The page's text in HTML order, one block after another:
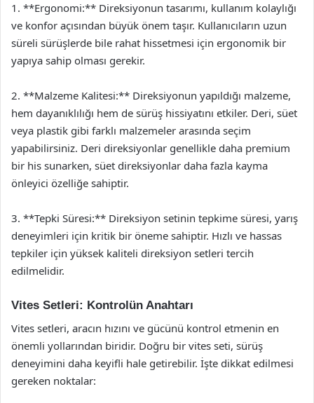
1. **Ergonomi:** Direksiyonun tasarımı, kullanım kolaylığı
ve konfor açısından büyük önem taşır. Kullanıcıların uzun
süreli sürüşlerde bile rahat hissetmesi için ergonomik bir
yapıya sahip olması gerekir.
2. **Malzeme Kalitesi:** Direksiyonun yapıldığı malzeme,
hem dayanıklılığı hem de sürüş hissiyatını etkiler. Deri, süet
veya plastik gibi farklı malzemeler arasında seçim
yapabilirsiniz. Deri direksiyonlar genellikle daha premium
bir his sunarken, süet direksiyonlar daha fazla kayma
önleyici özelliğe sahiptir.
3. **Tepki Süresi:** Direksiyon setinin tepkime süresi, yarış
deneyimleri için kritik bir öneme sahiptir. Hızlı ve hassas
tepkiler için yüksek kaliteli direksiyon setleri tercih
edilmelidir.
Vites Setleri: Kontrolün Anahtarı
Vites setleri, aracın hızını ve gücünü kontrol etmenin en
önemli yollarından biridir. Doğru bir vites seti, sürüş
deneyimini daha keyifli hale getirebilir. İşte dikkat edilmesi
gereken noktalar: